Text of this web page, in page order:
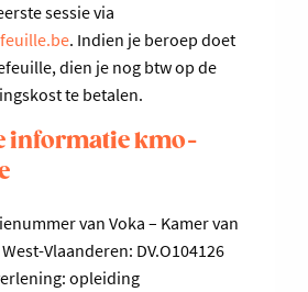
sessie via
. Indien je beroep doet
dien je nog btw op de
te betalen.
informatie kmo-
van Voka – Kamer van
Vlaanderen: DV.O104126
opleiding